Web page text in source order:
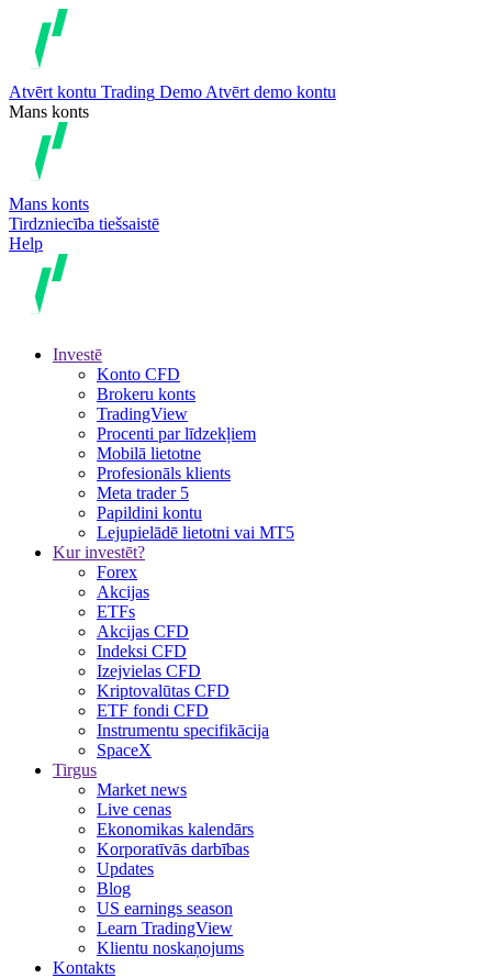
Atvērt kontu Trading Demo Atvērt demo kontu
Mans konts
Mans konts
Tirdzniecība tiešsaistē
Help
Investē
Konto CFD
Brokeru konts
TradingView
Procenti par līdzekļiem
Mobilā lietotne
Profesionāls klients
Meta trader 5
Papildini kontu
Lejupielādē lietotni vai MT5
Kur investēt?
Forex
Akcijas
ETFs
Akcijas CFD
Indeksi CFD
Izejvielas CFD
Kriptovalūtas CFD
ETF fondi CFD
Instrumentu specifikācija
SpaceX
Tirgus
Market news
Live cenas
Ekonomikas kalendārs
Korporatīvās darbības
Updates
Blog
US earnings season
Learn TradingView
Klientu noskaņojums
Kontakts